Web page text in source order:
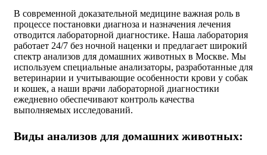
В современной доказательной медицине важная роль в
процессе постановки диагноза и назначения лечения
отводится лабораторной диагностике. Наша лаборатория
работает 24/7 без ночной наценки и предлагает широкий
спектр анализов для домашних животных в Москве. Мы
используем специальные анализаторы, разработанные для
ветеринарии и учитывающие особенности крови у собак
и кошек, а наши врачи лабораторной диагностики
ежедневно обеспечивают контроль качества
выполняемых исследований.
Виды анализов для домашних животных: